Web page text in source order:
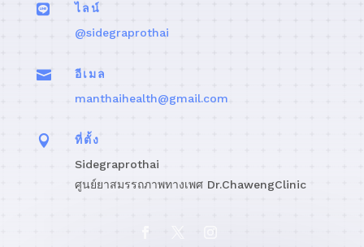

ไลน์
@sidegraprothai

อีเมล
manthaihealth@gmail.com

ที่ตั้ง
Sidegraprothai
ศูนย์ยาสมรรถภาพทางเพศ Dr.ChawengClinic